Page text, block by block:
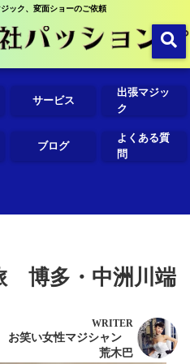
ック、変面ショーのご依頼
サービス
出張マジッ
ク
ブログ
よくある質
問
博多・中洲川端
WRITER
お笑い女性マジシャン
荒木巴